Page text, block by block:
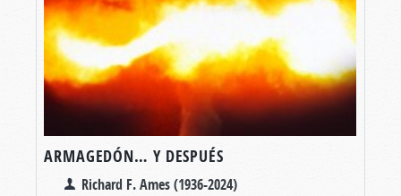
ARMAGEDÓN… Y DESPUÉS
Richard F. Ames (1936-2024)